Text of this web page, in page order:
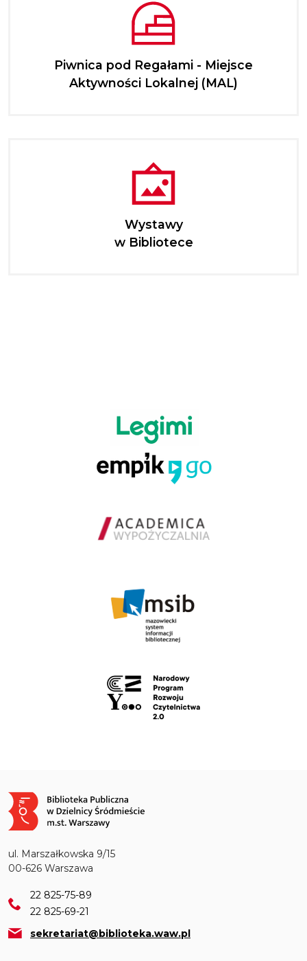
Piwnica pod Regałami - Miejsce
Aktywności Lokalnej (MAL)
Wystawy
w Bibliotece
Obraz
ul. Marszałkowska 9/15
00-626 Warszawa
22 825-75-89
22 825-69-21
sekretariat@biblioteka.waw.pl